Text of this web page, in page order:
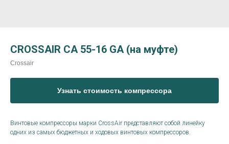
CROSSAIR CA 55-16 GA (на муфте)
Crossair
Узнать стоимость компрессора
Винтовые компрессоры марки CrossAir представляют собой линейку
одних из самых бюджетных и ходовых винтовых компрессоров.